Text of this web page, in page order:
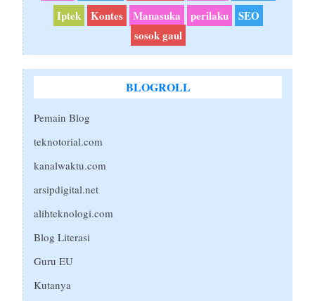
Iptek
Kontes Manasuka perilaku
SEO
sosok gaul
BLOGROLL
Pemain Blog
teknotorial.com
kanalwaktu.com
arsipdigital.net
alihteknologi.com
Blog Literasi
Guru EU
Kutanya